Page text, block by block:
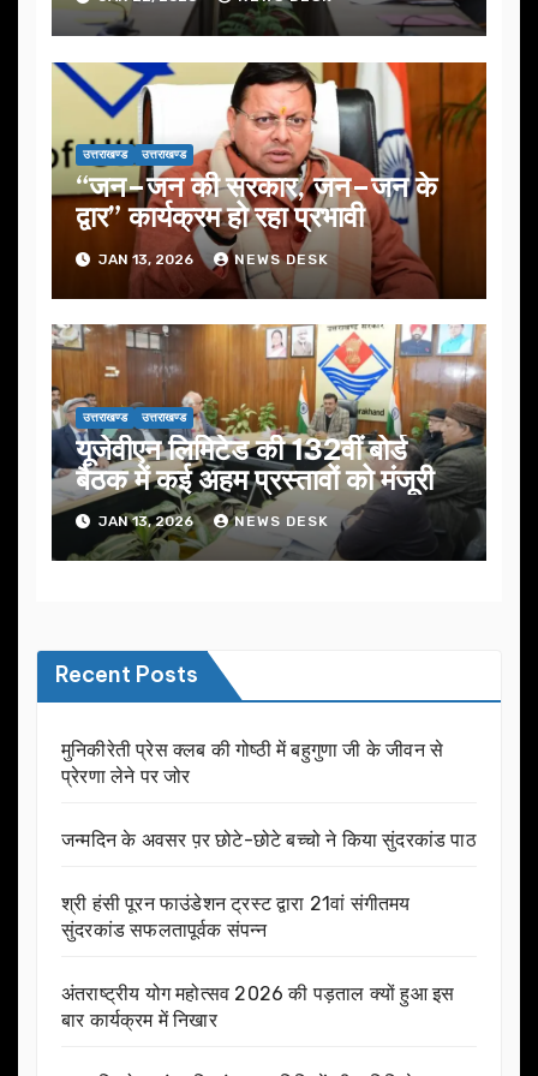
उत्तराखण्ड उत्तराखण्ड
“जन–जन की सरकार, जन–जन के
द्वार” कार्यक्रम हो रहा प्रभावी
JAN 13, 2026 NEWS DESK
उत्तराखण्ड उत्तराखण्ड
यूजेवीएन लिमिटेड की 132वीं बोर्ड
बैठक में कई अहम प्रस्तावों को मंजूरी
JAN 13, 2026 NEWS DESK
Recent Posts
मुनिकीरेती प्रेस क्लब की गोष्ठी में बहुगुणा जी के जीवन से
प्रेरणा लेने पर जोर
जन्मदिन के अवसर प़र छोटे-छोटे बच्चो ने किया सुंदरकांड पाठ
श्री हंसी पूरन फाउंडेशन ट्रस्ट द्वारा 21वां संगीतमय
सुंदरकांड सफलतापूर्वक संपन्न
अंतराष्ट्रीय योग महोत्सव 2026 की पड़ताल क्यों हुआ इस
बार कार्यक्रम में निखार